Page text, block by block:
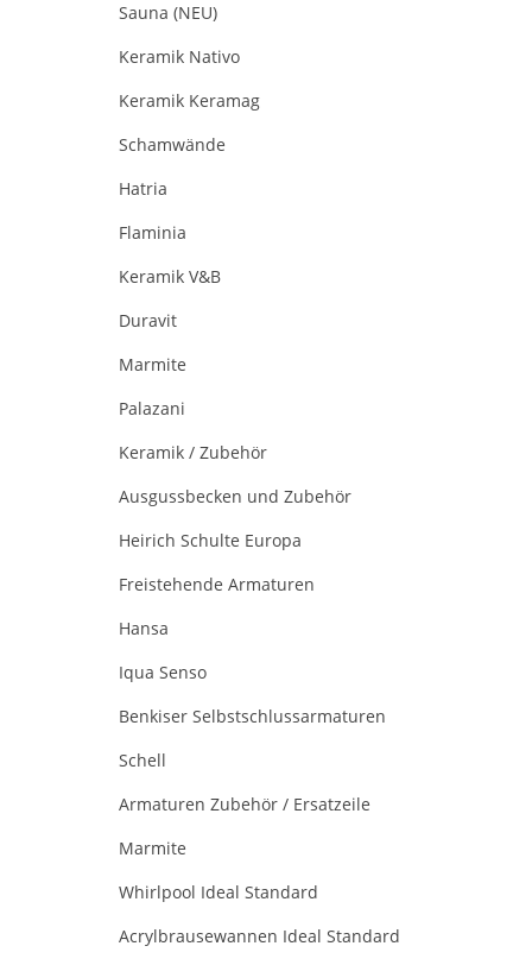
Sauna (NEU)
Keramik Nativo
Keramik Keramag
Schamwände
Hatria
Flaminia
Keramik V&B
Duravit
Marmite
Palazani
Keramik / Zubehör
Ausgussbecken und Zubehör
Heirich Schulte Europa
Freistehende Armaturen
Hansa
Iqua Senso
Benkiser Selbstschlussarmaturen
Schell
Armaturen Zubehör / Ersatzeile
Marmite
Whirlpool Ideal Standard
Acrylbrausewannen Ideal Standard